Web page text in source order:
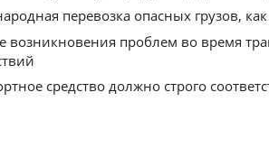
перевозка опасных грузов,
возникновения проблем во время
средство должно строго